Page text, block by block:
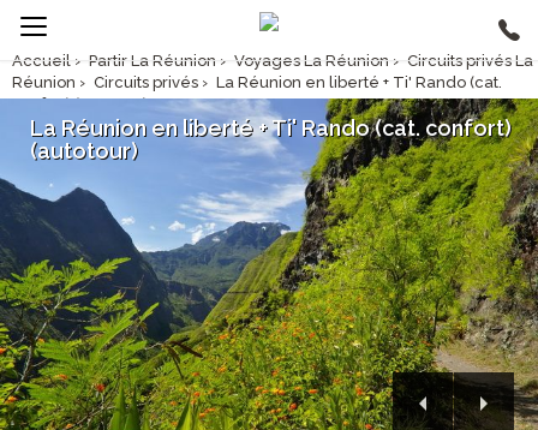
Accueil › Partir La Réunion › Voyages La Réunion › Circuits privés La
Réunion › Circuits privés › La Réunion en liberté + Ti' Rando (cat.
confort) (autotour)
La Réunion en liberté + Ti' Rando (cat. confort)
(autotour)